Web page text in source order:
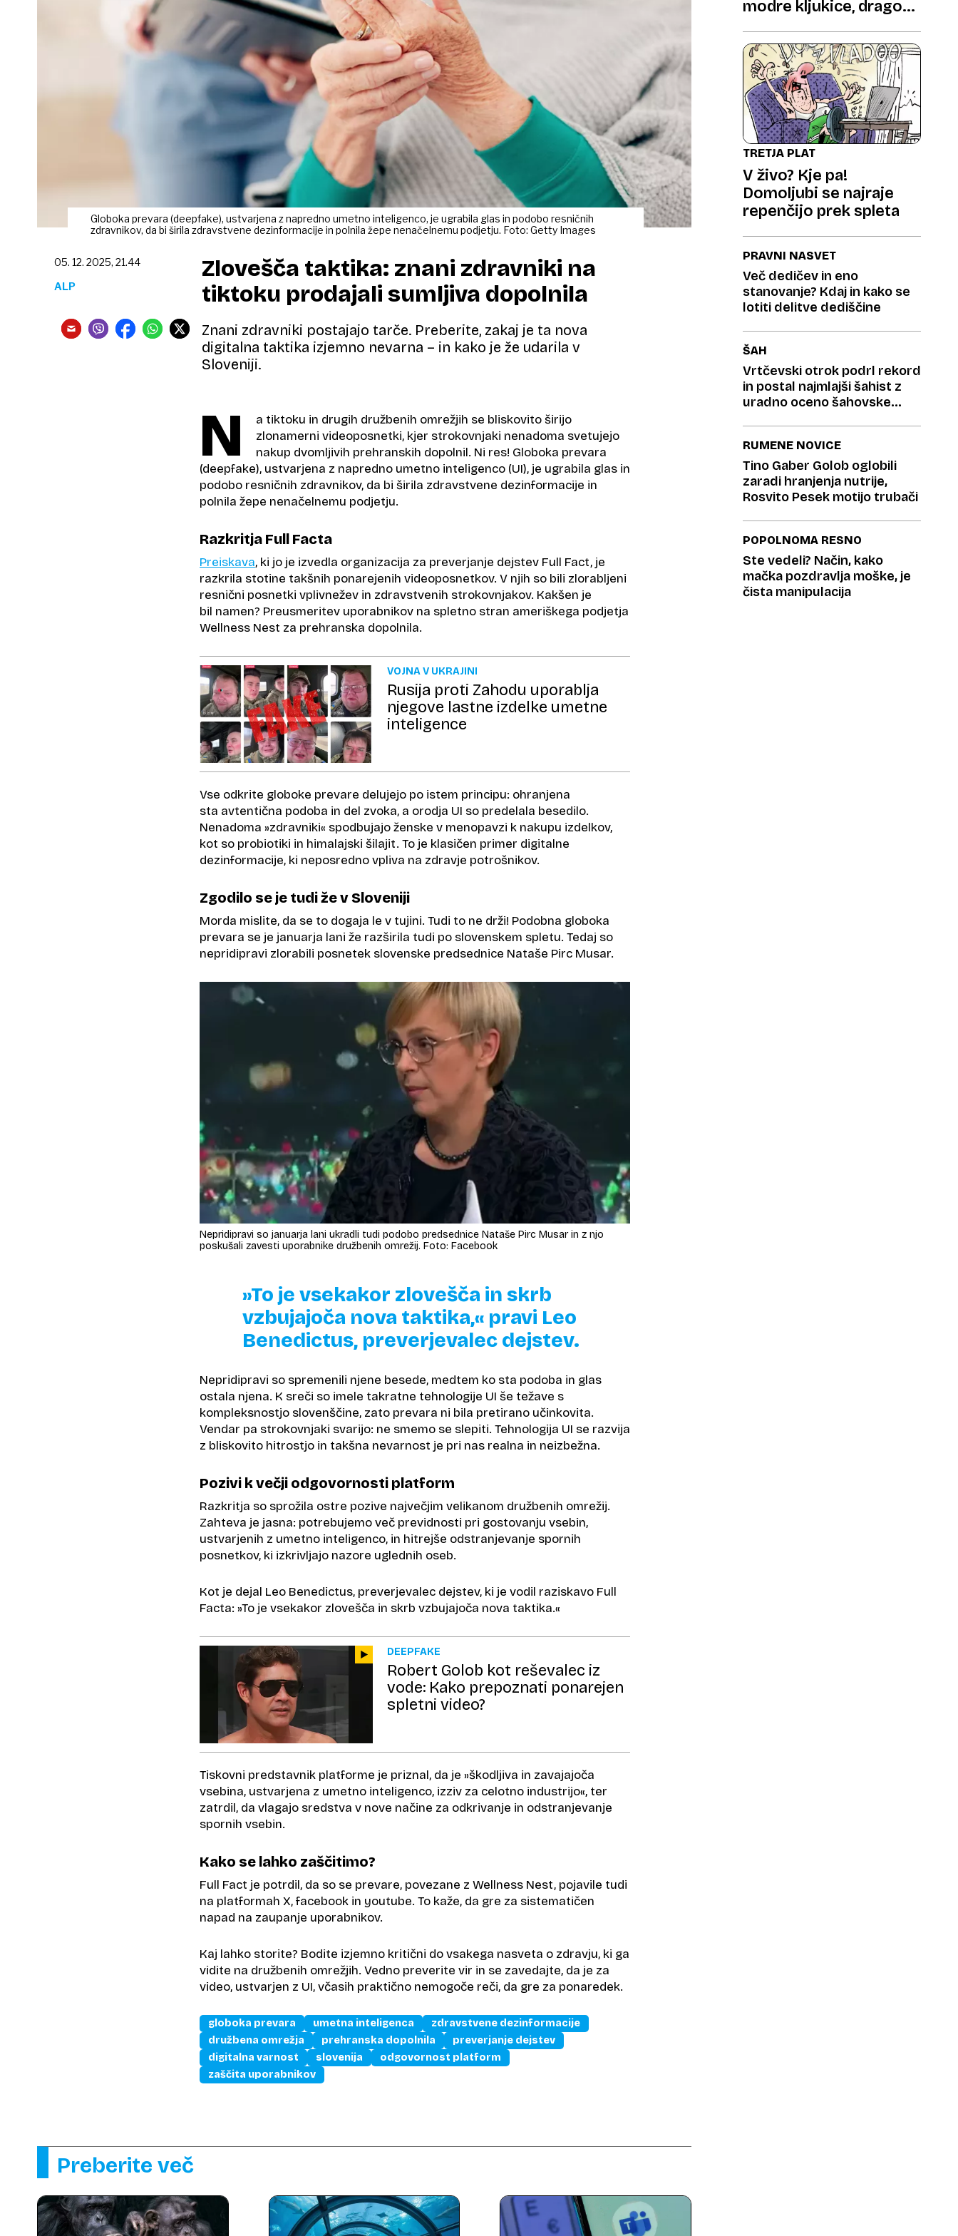
Globoka prevara (deepfake), ustvarjena z napredno umetno inteligenco, je ugrabila glas in podobo resničnih
zdravnikov, da bi širila zdravstvene dezinformacije in polnila žepe nenačelnemu podjetju. Foto: Getty Images
Zlovešča taktika: znani zdravniki na
tiktoku prodajali sumljiva dopolnila
Znani zdravniki postajajo tarče. Preberite, zakaj je ta nova
digitalna taktika izjemno nevarna – in kako je že udarila v
Sloveniji.
05. 12. 2025, 21.44
ALP
N
a tiktoku in drugih družbenih omrežjih se bliskovito širijo
zlonamerni videoposnetki, kjer strokovnjaki nenadoma svetujejo
nakup dvomljivih prehranskih dopolnil. Ni res! Globoka prevara
(deepfake), ustvarjena z napredno umetno inteligenco (UI), je ugrabila glas in
podobo resničnih zdravnikov, da bi širila zdravstvene dezinformacije in
polnila žepe nenačelnemu podjetju.
Razkritja Full Facta
Preiskava, ki jo je izvedla organizacija za preverjanje dejstev Full Fact, je
razkrila stotine takšnih ponarejenih videoposnetkov. V njih so bili zlorabljeni
resnični posnetki vplivnežev in zdravstvenih strokovnjakov. Kakšen je
bil namen? Preusmeritev uporabnikov na spletno stran ameriškega podjetja
Wellness Nest za prehranska dopolnila.
VOJNA V UKRAJINI
Rusija proti Zahodu uporablja
njegove lastne izdelke umetne
inteligence
Vse odkrite globoke prevare delujejo po istem principu: ohranjena
sta avtentična podoba in del zvoka, a orodja UI so predelala besedilo.
Nenadoma »zdravniki« spodbujajo ženske v menopavzi k nakupu izdelkov,
kot so probiotiki in himalajski šilajit. To je klasičen primer digitalne
dezinformacije, ki neposredno vpliva na zdravje potrošnikov.
Zgodilo se je tudi že v Sloveniji
Morda mislite, da se to dogaja le v tujini. Tudi to ne drži! Podobna globoka
prevara se je januarja lani že razširila tudi po slovenskem spletu. Tedaj so
nepridipravi zlorabili posnetek slovenske predsednice Nataše Pirc Musar.
Nepridipravi so januarja lani ukradli tudi podobo predsednice Nataše Pirc Musar in z njo
poskušali zavesti uporabnike družbenih omrežij. Foto: Facebook
»To je vsekakor zlovešča in skrb
vzbujajoča nova taktika,« pravi Leo
Benedictus, preverjevalec dejstev.
Nepridipravi so spremenili njene besede, medtem ko sta podoba in glas
ostala njena. K sreči so imele takratne tehnologije UI še težave s
kompleksnostjo slovenščine, zato prevara ni bila pretirano učinkovita.
Vendar pa strokovnjaki svarijo: ne smemo se slepiti. Tehnologija UI se razvija
z bliskovito hitrostjo in takšna nevarnost je pri nas realna in neizbežna.
Pozivi k večji odgovornosti platform
Razkritja so sprožila ostre pozive največjim velikanom družbenih omrežij.
Zahteva je jasna: potrebujemo več previdnosti pri gostovanju vsebin,
ustvarjenih z umetno inteligenco, in hitrejše odstranjevanje spornih
posnetkov, ki izkrivljajo nazore uglednih oseb.
Kot je dejal Leo Benedictus, preverjevalec dejstev, ki je vodil raziskavo Full
Facta: »To je vsekakor zlovešča in skrb vzbujajoča nova taktika.«
DEEPFAKE
Robert Golob kot reševalec iz
vode: Kako prepoznati ponarejen
spletni video?
Tiskovni predstavnik platforme je priznal, da je »škodljiva in zavajajoča
vsebina, ustvarjena z umetno inteligenco, izziv za celotno industrijo«, ter
zatrdil, da vlagajo sredstva v nove načine za odkrivanje in odstranjevanje
spornih vsebin.
Kako se lahko zaščitimo?
Full Fact je potrdil, da so se prevare, povezane z Wellness Nest, pojavile tudi
na platformah X, facebook in youtube. To kaže, da gre za sistematičen
napad na zaupanje uporabnikov.
Kaj lahko storite? Bodite izjemno kritični do vsakega nasveta o zdravju, ki ga
vidite na družbenih omrežjih. Vedno preverite vir in se zavedajte, da je za
video, ustvarjen z UI, včasih praktično nemogoče reči, da gre za ponaredek.
globoka prevara umetna inteligenca
zdravstvene dezinformacije
družbena omrežja
prehranska dopolnila
preverjanje dejstev
digitalna varnost
slovenija
odgovornost platform
zaščita uporabnikov
modre kljukice, drago
TRETJA PLAT
V živo? Kje pa!
Domoljubi se najraje
repenčijo prek spleta
PRAVNI NASVET
Več dedičev in eno
stanovanje? Kdaj in kako se
lotiti delitve dediščine
ŠAH
Vrtčevski otrok podrl rekord
in postal najmlajši šahist z
uradno oceno šahovske
RUMENE NOVICE
Tino Gaber Golob oglobili
zaradi hranjenja nutrije,
Rosvito Pesek motijo trubači
POPOLNOMA RESNO
Ste vedeli? Način, kako
mačka pozdravlja moške, je
čista manipulacija
Preberite več